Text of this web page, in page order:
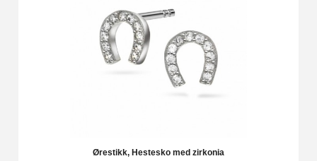
Ørestikk, Hestesko med zirkonia